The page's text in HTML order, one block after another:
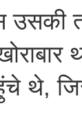
थे,